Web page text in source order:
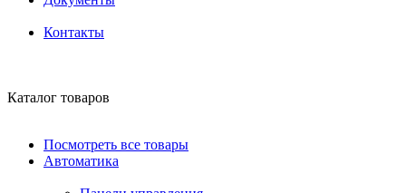
Контакты
Каталог товаров
Посмотреть все товары
Автоматика